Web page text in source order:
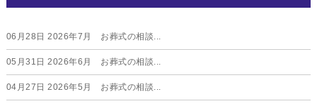
06月28日 2026年7月 お葬式の相談...
05月31日 2026年6月 お葬式の相談...
04月27日 2026年5月 お葬式の相談...